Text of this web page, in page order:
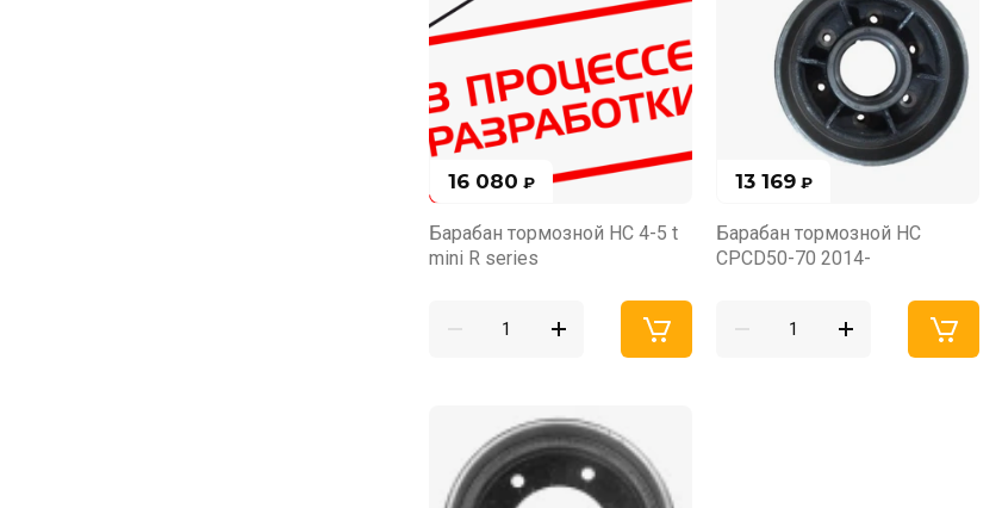
16 080 ₽
Барабан тормозной HC 4-5 t
mini R series
13 169 ₽
Барабан тормозной HC
CPСD50-70 2014-